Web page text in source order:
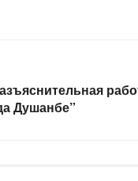
Душанбе”